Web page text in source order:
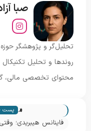
صبا
تحلیل‌گر و پژوهشگر
روندها و تحلیل تکنیکال
محتوای تخصصی مالی،
« پست
تکان
فاینانس هیبریدی؛